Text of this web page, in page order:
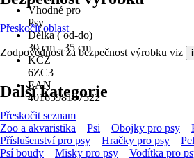
Vhodné pro
Psy
Délka ( od-do)
30 cm - 35 cm
KČZ
6ZC3
EAN
4016598107522
Přeskočit oblast
Zodpovědnost za bezpečnost výrobku viz
Další kategorie
Přeskočit seznam
Zoo a akvaristika
Psi Obojky pro psy
Příslušenství pro psy
Hračky pro psy
Psí boudy
Misky pro psy Vodítka pro